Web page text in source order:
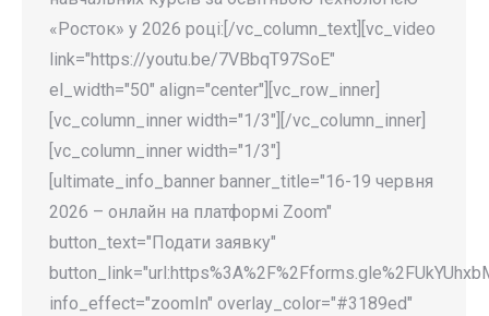
«Росток» у 2026 році:[/vc_column_text][vc_video
link="https://youtu.be/7VBbqT97SoE"
el_width="50" align="center"][vc_row_inner]
[vc_column_inner width="1/3"][/vc_column_inner]
[vc_column_inner width="1/3"]
[ultimate_info_banner banner_title="16-19 червня
2026 – онлайн на платформі Zoom"
button_text="Подати заявку"
info_effect="zoomIn" overlay_color="#3189ed"